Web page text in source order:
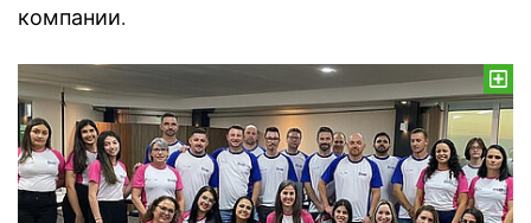
компании.